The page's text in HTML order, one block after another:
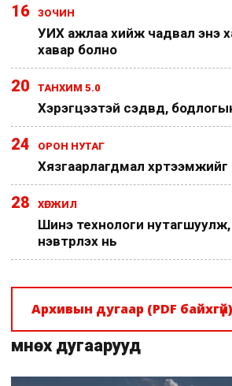
16 ЗОЧИН
УИХ ажлаа хийж чадвал энэ
хавар болно
20 ТАНХИМ 5.0
Хэрэгцээтэй сэдвүүд,
24 ОРОН НУТАГ
Хязгаарлагдмал хүртээмжийг
28 ХӨГЖИЛ
Шинэ технологи
нэвтрүүлэх нь
Архивын дугаар (PDF байхгүй)
Өмнөх дугаарууд